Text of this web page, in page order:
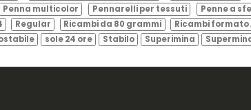
Penna multicolor Pennarelli per tessuti Penne a
Regular Ricambi da 80 grammi Ricambi formato
sole 24 ore Stabilo Superimina